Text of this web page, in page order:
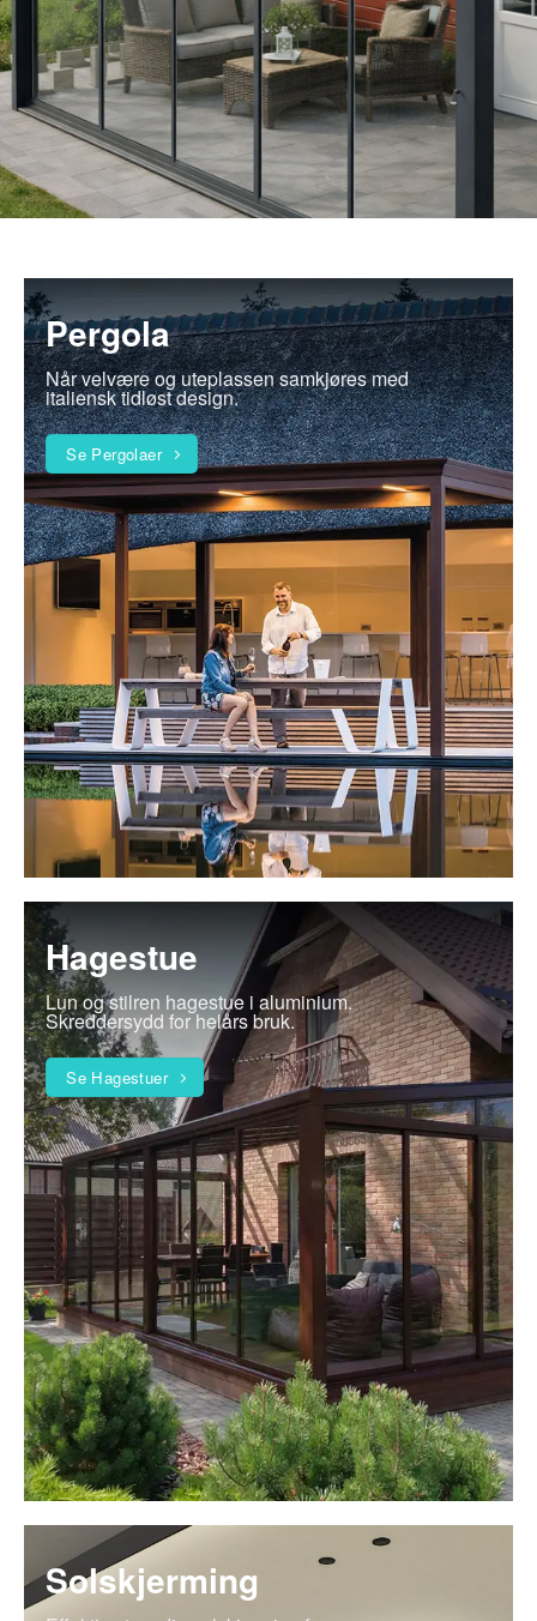
Pergola
Når velvære og uteplassen samkjøres med
italiensk tidløst design.
Se Pergolaer
Hagestue
Lun og stilren hagestue i aluminium.
Skreddersydd for helårs bruk.
Se Hagestuer
Solskjerming